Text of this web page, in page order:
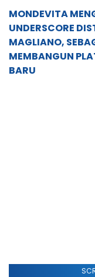
MONDEVITA
UNDERSCORE
MAGLIANO,
MEMBANGUN
BARU